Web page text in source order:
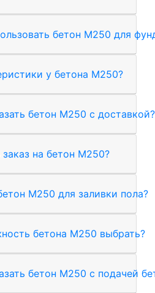
бетон М250 для
у бетона М250?
бетон М250 с доставкой?
на бетон М250?
М250 для заливки пола?
бетона М250 выбрать?
бетон М250 с подачей